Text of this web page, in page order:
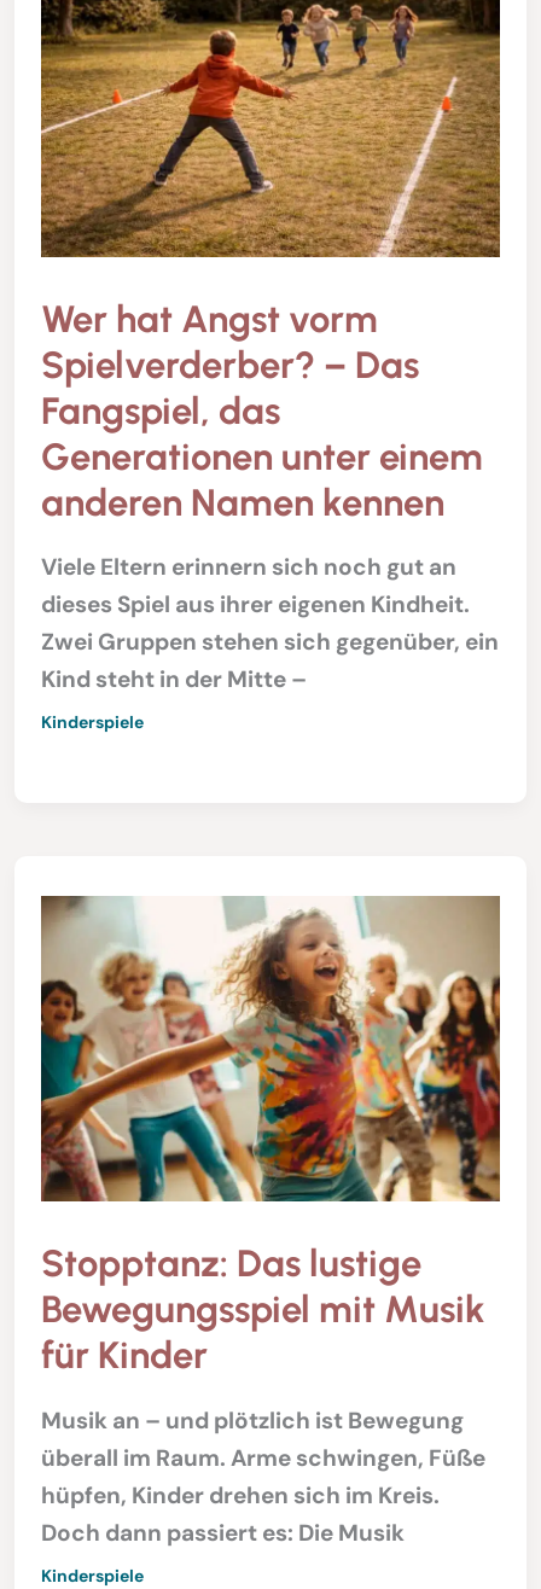
Wer hat Angst vorm
Spielverderber? – Das
Fangspiel, das
Generationen unter einem
anderen Namen kennen
Viele Eltern erinnern sich noch gut an
dieses Spiel aus ihrer eigenen Kindheit.
Zwei Gruppen stehen sich gegenüber, ein
Kind steht in der Mitte –
Kinderspiele
Stopptanz: Das lustige
Bewegungsspiel mit Musik
für Kinder
Musik an – und plötzlich ist Bewegung
überall im Raum. Arme schwingen, Füße
hüpfen, Kinder drehen sich im Kreis.
Doch dann passiert es: Die Musik
Kinderspiele